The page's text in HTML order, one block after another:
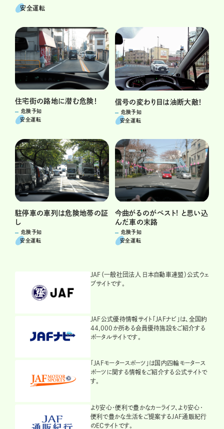
安全運転
住宅街の路地に潜む危険！
危険予知
安全運転
信号の変わり目は油断大敵！
危険予知
安全運転
駐停車の車列は危険地帯の証
し
危険予知
安全運転
今曲がるのがベスト! と思い込
んだ車の末路
危険予知
安全運転
JAF（一般社団法人 日本自動車連盟）公式ウェ
ブサイトです。
JAF公式優待情報サイト「JAFナビ」は、全国約
44,000か所ある会員優待施設をご紹介する
ポータルサイトです。
「JAFモータースポーツ」は国内四輪モータース
ポーツに関する情報をご紹介する公式サイトで
す。
より安心・便利で豊かなカーライフ、より安心・
便利で豊かな生活をご提案するJAF通販紀行
のECサイトです。